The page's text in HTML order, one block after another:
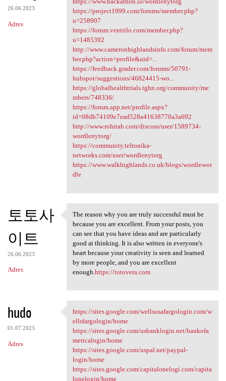
26.06.2023
Adres
https://project1999.com/forums/member.php?
u=258907
https://forum.ventrilo.com/member.php?
u=1485392
http://www.cameronhighlandsinfo.com/forum/mem
ber.php?action=profile&uid=...
https://feedback.grader.com/forums/50791-
hubspot/suggestions/46824415-wo...
https://globalhealthtrials.tghn.org/community/me
mbers/748336/
https://forum.app.net/profile.aspx?
id=08db74109e7ead528a41638770a3a692
http://www.rohitab.com/discuss/user/1589734-
wordlenytorg/
https://community.teltonika-
networks.com/user/wordlenytorg
https://www.walkhighlands.co.uk/blogs/wordlewor
dle
토토사
이트
26.06.2023
Adres
The reason why you are truly
The reason why you are truly successful must be
because you are excellent. From your posts, you
can see that you have ideas and are particularly
good at thinking. It is also written in everyone's
heart because your creativity is seen and learned
by more people, and you are excellent
enough. https://totovera.com
hudo
01.07.2023
Adres
https://sites.google.com
https://sites.google.com/wellsusafargologin.com/w
ellsfargologin/home
https://sites.google.com/usbanklogin.net/bankofa
mericalogin/home
https://sites.google.com/uspal.net/paypal-
login/home
https://sites.google.com/capitalonelogi.com/capita
lonelogin/home